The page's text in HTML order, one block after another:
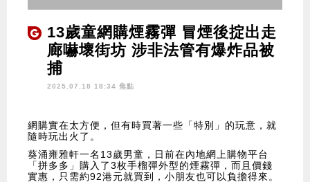
13歲童網購煙霧彈 冒煙後掟出走
廊嚇壞街坊 涉非法管有爆炸品被
捕
2025.07.18 18:34 焦點
網購實在太方便，但有時買著一些「特別」的玩意，就
隨時玩出火了。
葵涌雍雅軒一名13歲男童，日前在內地網上購物平台
「拼多多」購入了3枚手榴彈外型的煙霧彈，而且價錢
實惠，只需約92港元就買到，小朋友也可以負擔得來。